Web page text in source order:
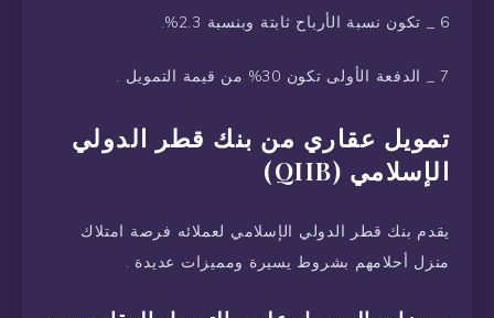
6 _ تكون نسبة الأرباح ثابتة وبنسبة 2.3%.
7 _ الدفعة الأولى تكون 30% من قيمة التمويل .
تمويل عقاري من بنك قطر الدولي
الإسلامي (QIIB)
يقدم بنك قطر الدولي الإسلامي لعملائه فرصة امتلاك
منزل أحلامهم بشروط يسيرة ومميزات عديدة .